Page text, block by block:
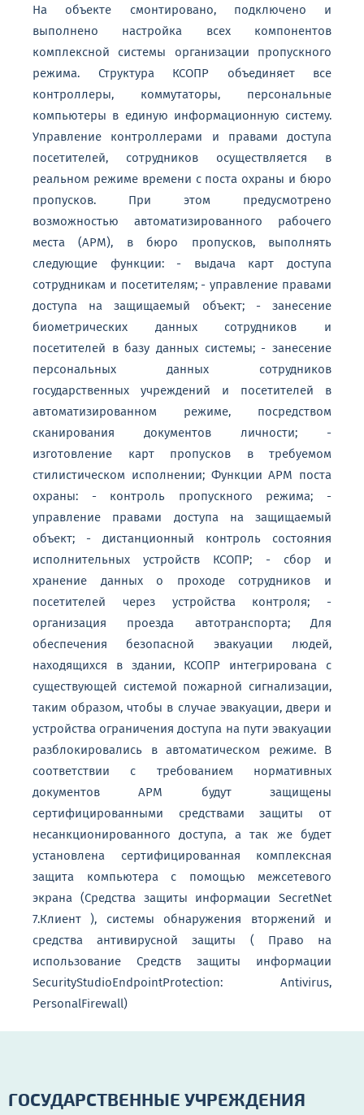
На объекте смонтировано, подключено и
выполнено настройка всех компонентов
комплексной системы организации пропускного
режима. Структура КСОПР объединяет все
контроллеры, коммутаторы, персональные
компьютеры в единую информационную систему.
Управление контроллерами и правами доступа
посетителей, сотрудников осуществляется в
реальном режиме времени с поста охраны и бюро
пропусков. При этом предусмотрено
возможностью автоматизированного рабочего
места (АРМ), в бюро пропусков, выполнять
следующие функции: - выдача карт доступа
сотрудникам и посетителям; - управление правами
доступа на защищаемый объект; - занесение
биометрических данных сотрудников и
посетителей в базу данных системы; - занесение
персональных данных сотрудников
государственных учреждений и посетителей в
автоматизированном режиме, посредством
сканирования документов личности; -
изготовление карт пропусков в требуемом
стилистическом исполнении; Функции АРМ поста
охраны: - контроль пропускного режима; -
управление правами доступа на защищаемый
объект; - дистанционный контроль состояния
исполнительных устройств КСОПР; - сбор и
хранение данных о проходе сотрудников и
посетителей через устройства контроля; -
организация проезда автотранспорта; Для
обеспечения безопасной эвакуации людей,
находящихся в здании, КСОПР интегрирована с
существующей системой пожарной сигнализации,
таким образом, чтобы в случае эвакуации, двери и
устройства ограничения доступа на пути эвакуации
разблокировались в автоматическом режиме. В
соответствии с требованием нормативных
документов АРМ будут защищены
сертифицированными средствами защиты от
несанкционированного доступа, а так же будет
установлена сертифицированная комплексная
защита компьютера с помощью межсетевого
экрана (Средства защиты информации SecretNet
7.Клиент ), системы обнаружения вторжений и
средства антивирусной защиты ( Право на
использование Средств защиты информации
SecurityStudioEndpointProtection: Antivirus,
PersonalFirewall)
ГОСУДАРСТВЕННЫЕ УЧРЕЖДЕНИЯ